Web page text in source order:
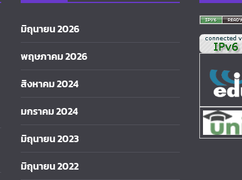
มิถุนายน 2026
พฤษภาคม 2026
สิงหาคม 2024
มกราคม 2024
มิถุนายน 2023
มิถุนายน 2022